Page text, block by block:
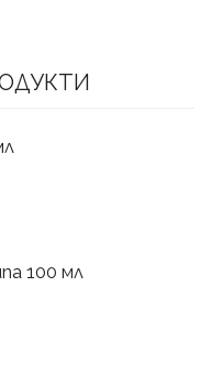
100 мл